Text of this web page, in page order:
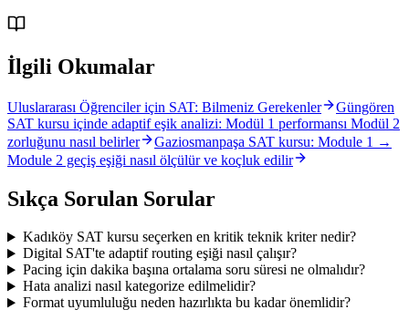
İlgili Okumalar
Uluslararası Öğrenciler için SAT: Bilmeniz Gerekenler
Güngören
SAT kursu içinde adaptif eşik analizi: Modül 1 performansı Modül 2
zorluğunu nasıl belirler
Gaziosmanpaşa SAT kursu: Module 1 →
Module 2 geçiş eşiği nasıl ölçülür ve koçluk edilir
Sıkça Sorulan Sorular
Kadıköy SAT kursu seçerken en kritik teknik kriter nedir?
Digital SAT'te adaptif routing eşiği nasıl çalışır?
Pacing için dakika başına ortalama soru süresi ne olmalıdır?
Hata analizi nasıl kategorize edilmelidir?
Format uyumluluğu neden hazırlıkta bu kadar önemlidir?